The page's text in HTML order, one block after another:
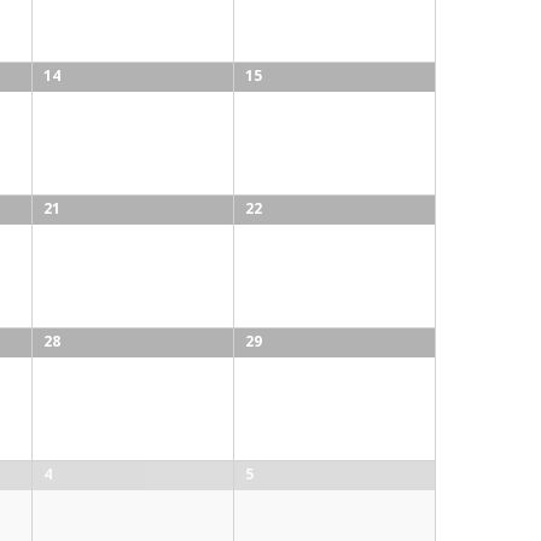
14 15
21 22
28 29
4 5